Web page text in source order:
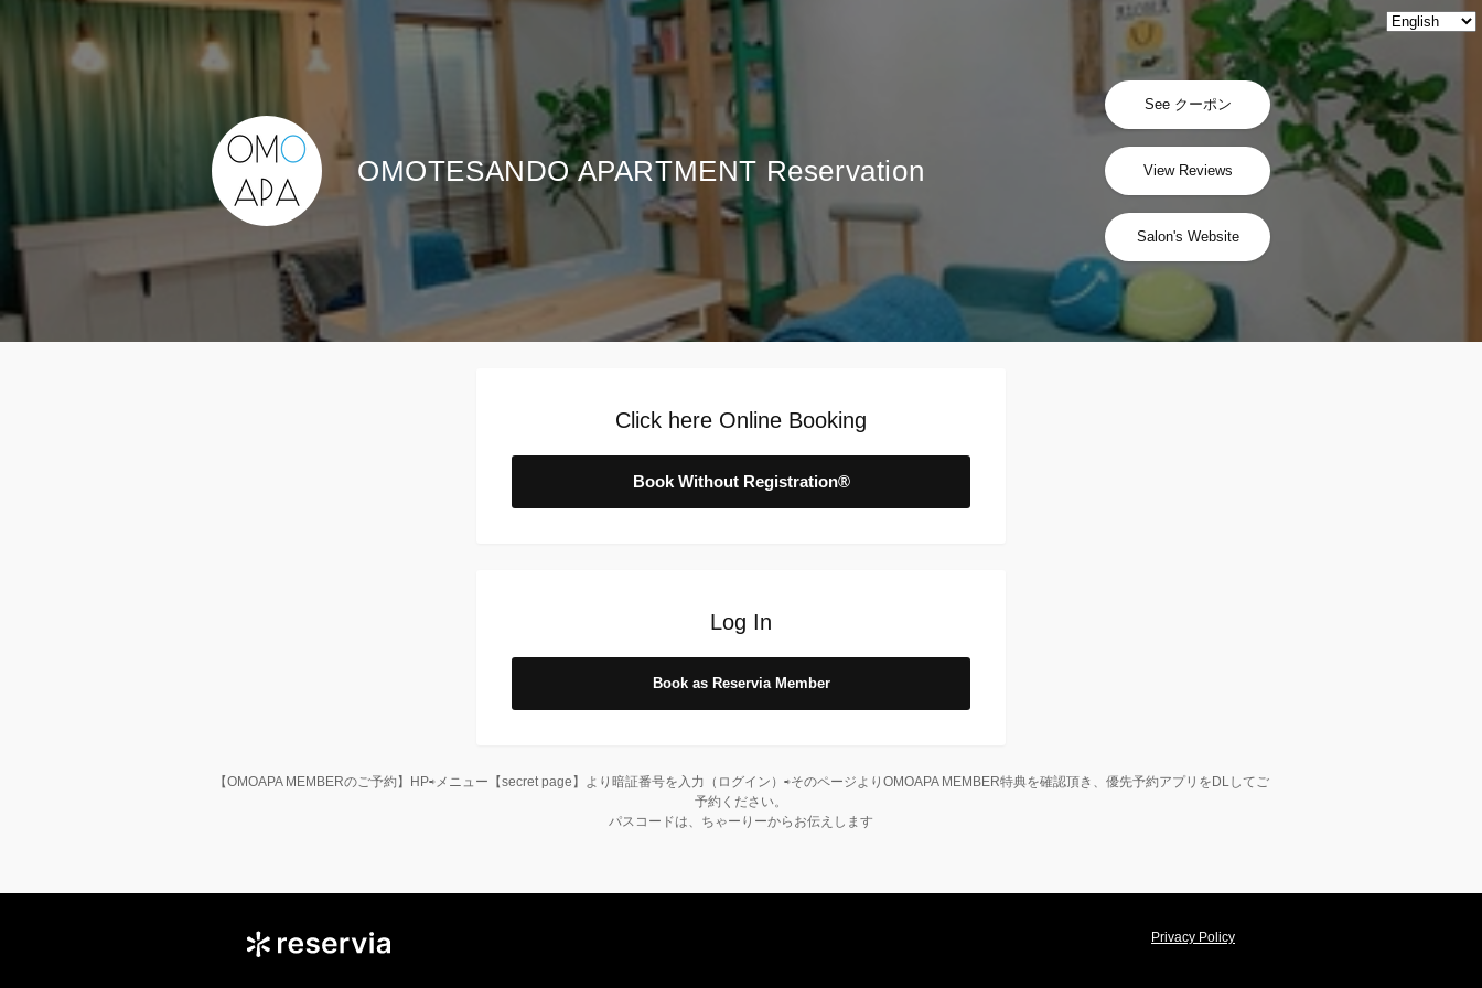
OMOTESANDO APARTMENT Reservation
See クーポン
View Reviews
Salon's Website
Click here Online Booking
Book Without Registration®
Log In
Book as Reservia Member
【OMOAPA MEMBERのご予約】HP⇨メニュー【secret page】より暗証番号を入力（ログイン）⇨そのページよりOMOAPA MEMBER特典を確認頂き、優先予約アプリをDLしてご
予約ください。
パスコードは、ちゃーりーからお伝えします
Privacy Policy